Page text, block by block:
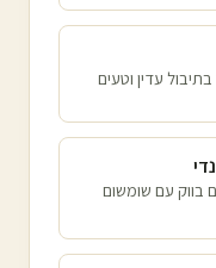
עדין וטעים
בווק עם שומשום